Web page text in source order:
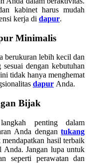
kabinet harus mudah
kerja di dapur.
Minimalis
berukuran lebih kecil dan
dengan kebutuhan
tidak hanya menghemat
dapur Anda.
Bijak
penting dalam
Anda dengantukang
mendapatkan hasil terbaik
Anda. Jangan lupa untuk
seperti perawatan dan